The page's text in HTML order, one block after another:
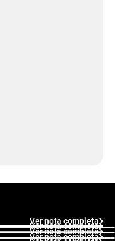
Ver nota completa
Ver nota completa
Ver nota completa
Ver nota completa